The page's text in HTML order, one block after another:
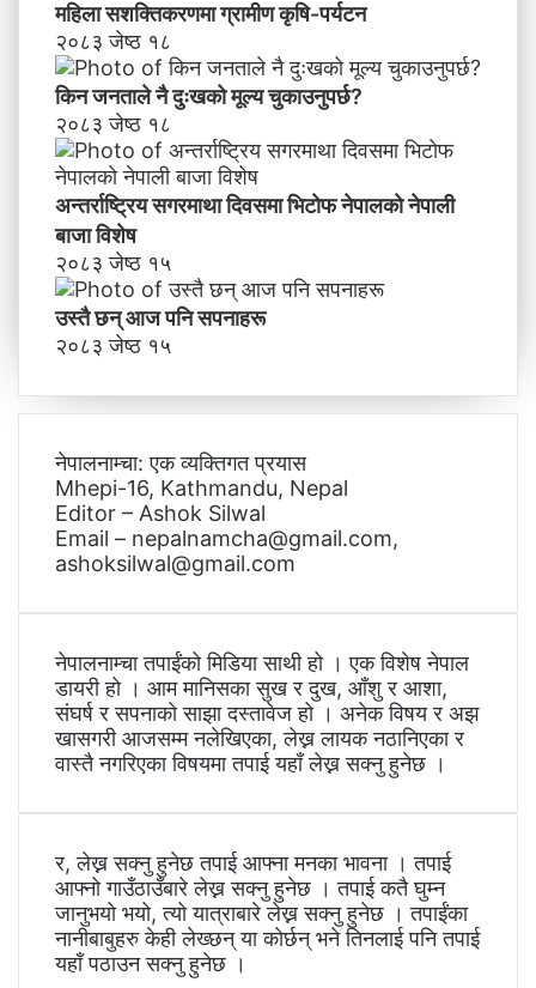
महिला सशक्तिकरणमा ग्रामीण कृषि-पर्यटन
२०८३ जेष्ठ १८
किन जनताले नै दुःखको मूल्य चुकाउनुपर्छ?
२०८३ जेष्ठ १८
अन्तर्राष्ट्रिय सगरमाथा दिवसमा भिटाेफ नेपालकाे नेपाली
बाजा विशेष
२०८३ जेष्ठ १५
उस्तै छन् आज पनि सपनाहरू
२०८३ जेष्ठ १५
नेपालनाम्चा: एक व्यक्तिगत प्रयास
Mhepi-16, Kathmandu, Nepal
Editor – Ashok Silwal
Email – nepalnamcha@gmail.com,
ashoksilwal@gmail.com
नेपालनाम्चा तपाईंको मिडिया साथी हो । एक विशेष नेपाल
डायरी हो । आम मानिसका सुख र दुख, आँशु र आशा,
संघर्ष र सपनाको साझा दस्तावेज हो । अनेक विषय र अझ
खासगरी आजसम्म नलेखिएका, लेख्न लायक नठानिएका र
वास्तै नगरिएका विषयमा तपाई यहाँ लेख्न सक्नु हुनेछ ।
र, लेख्न सक्नु हुनेछ तपाई आफ्ना मनका भावना । तपाई
आफ्नो गाउँठाउँबारे लेख्न सक्नु हुनेछ । तपाई कतै घुम्न
जानुभयो भयो, त्यो यात्राबारे लेख्न सक्नु हुनेछ । तपाईंका
नानीबाबुहरु केही लेख्छन् या कोर्छन् भने तिनलाई पनि तपाई
यहाँ पठाउन सक्नु हुनेछ ।